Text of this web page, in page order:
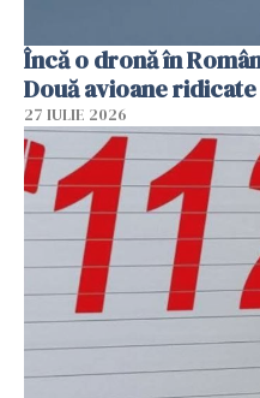
Încă o dronă în
Două avioane
27 IULIE 2026